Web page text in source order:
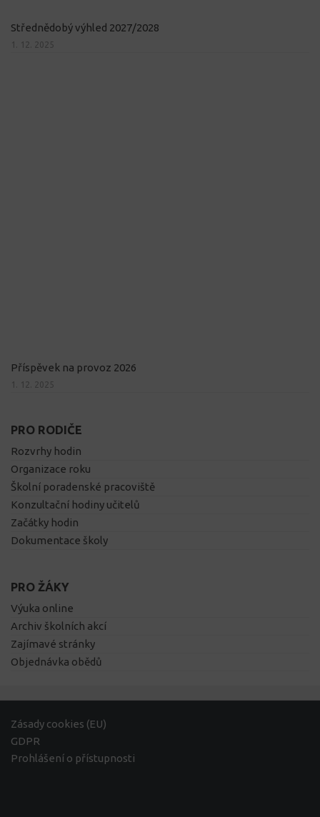
Střednědobý výhled 2027/2028
1. 12. 2025
Příspěvek na provoz 2026
1. 12. 2025
PRO RODIČE
Rozvrhy hodin
Organizace roku
Školní poradenské pracoviště
Konzultační hodiny učitelů
Začátky hodin
Dokumentace školy
PRO ŽÁKY
Výuka online
Archiv školních akcí
Zajímavé stránky
Objednávka obědů
Zásady cookies (EU)
GDPR
Prohlášení o přístupnosti